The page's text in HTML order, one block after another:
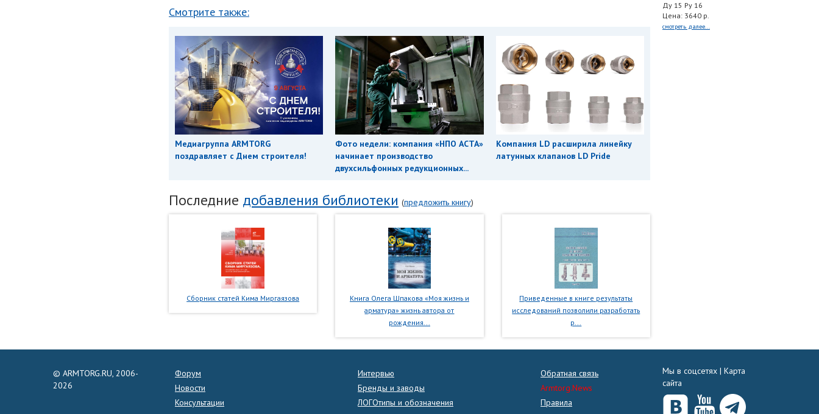
Смотрите также:
Медиагруппа ARMTORG
поздравляет с Днем строителя!
Фото недели: компания «НПО АСТА»
начинает производство
двухсильфонных редукционных...
Компания LD расширила линейку
латунных клапанов LD Pride
Последние добавления библиотеки (предложить книгу)
Сборник статей Кима Миргаязова
Книга Олега Шпакова «Моя жизнь и
арматура» жизнь автора от
рождения...
Приведенные в книге результаты
исследований позволили разработать
р...
Ду 15 Ру 16
Цена: 3640 р.
смотреть далее...
© ARMTORG.RU, 2006-
2026
Форум
Новости
Консультации
Интервью
Бренды и заводы
ЛОГОтипы и обозначения
Обратная связь
Armtorg.News
Правила
Мы в соцсетях | Карта
сайта